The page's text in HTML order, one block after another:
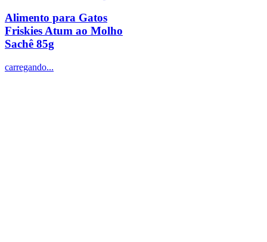
Alimento para Gatos
Friskies Atum ao Molho
Sachê 85g
carregando...